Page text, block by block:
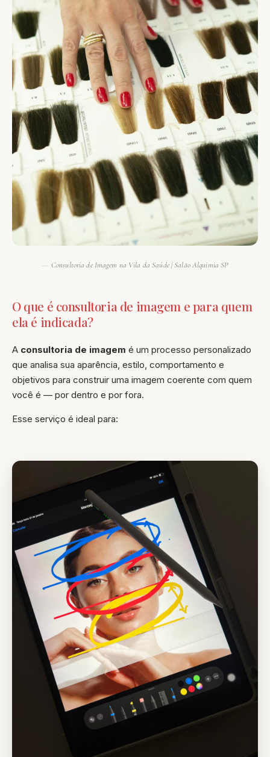
Consultoria de Imagem na Vila da Saúde | Salão Alquimia SP
O que é consultoria de imagem e para quem
ela é indicada?
A consultoria de imagem é um processo personalizado
que analisa sua aparência, estilo, comportamento e
objetivos para construir uma imagem coerente com quem
você é — por dentro e por fora.
Esse serviço é ideal para: